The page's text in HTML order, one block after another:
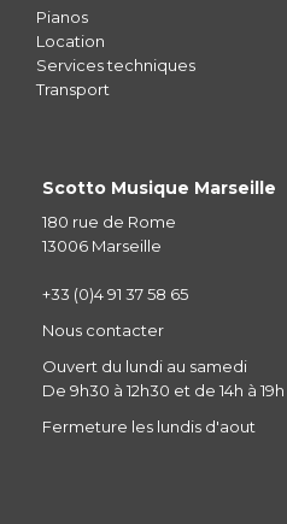
Pianos
Location
Services techniques
Transport
Scotto Musique Marseille
180 rue de Rome
13006 Marseille
+33 (0)4 91 37 58 65
Nous contacter
Ouvert du lundi au samedi
De 9h30 à 12h30 et de 14h à 19h
Fermeture les lundis d'aout